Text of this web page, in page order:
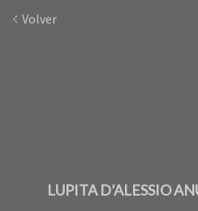
Volver
LUPITA D’ALESSIO